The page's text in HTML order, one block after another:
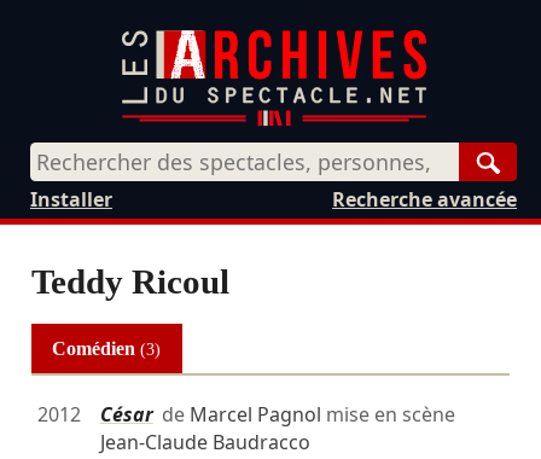
Recherche avancée
Installer
Teddy Ricoul
Comédien(3)
2012 Césarde Marcel Pagnol mise en scène
Jean-Claude Baudracco